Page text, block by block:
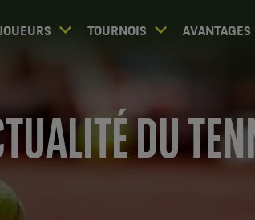
JOUEURS TOURNOIS AVANTAGES
DU